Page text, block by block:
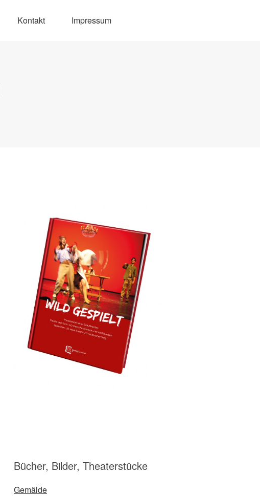
Kontakt Impressum
Bücher, Bilder, Theaterstücke
Gemälde